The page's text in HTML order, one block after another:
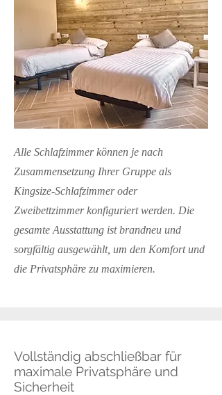
Alle Schlafzimmer können je nach
Zusammensetzung Ihrer Gruppe als
Kingsize-Schlafzimmer oder
Zweibettzimmer konfiguriert werden. Die
gesamte Ausstattung ist brandneu und
sorgfältig ausgewählt, um den Komfort und
die Privatsphäre zu maximieren.
Vollständig abschließbar für
maximale Privatsphäre und
Sicherheit